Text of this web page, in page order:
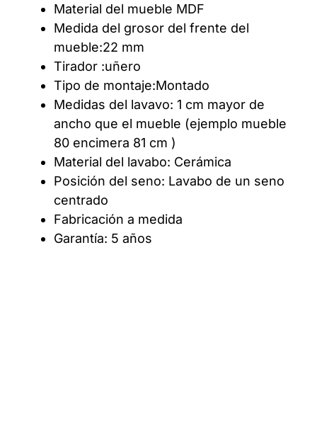
Material del mueble MDF
Medida del grosor del frente del
mueble:22 mm
Tirador :uñero
Tipo de montaje:Montado
Medidas del lavavo: 1 cm mayor de
ancho que el mueble (ejemplo mueble
80 encimera 81 cm )
Material del lavabo: Cerámica
Posición del seno: Lavabo de un seno
centrado
Fabricación a medida
Garantía: 5 años